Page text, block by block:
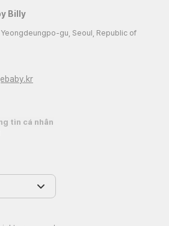
Billy
gu, Seoul, Republic of
tin cá nhân